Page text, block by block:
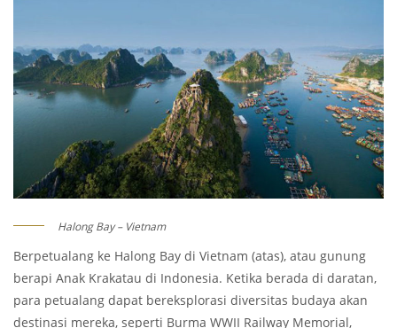
Halong Bay – Vietnam
Berpetualang ke Halong Bay di Vietnam (atas), atau gunung
berapi Anak Krakatau di Indonesia. Ketika berada di daratan,
para petualang dapat bereksplorasi diversitas budaya akan
destinasi mereka, seperti Burma WWII Railway Memorial,